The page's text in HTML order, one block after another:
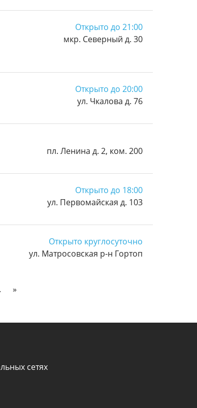
Открыто до 21:00
мкр. Северный д. 30
Открыто до 20:00
ул. Чкалова д. 76
пл. Ленина д. 2, ком. 200
Открыто до 18:00
ул. Первомайская д. 103
Открыто круглосуточно
ул. Матросовская р-н Гортоп
»
сетях